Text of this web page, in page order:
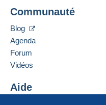
Communauté
Blog
Agenda
Forum
Vidéos
Aide